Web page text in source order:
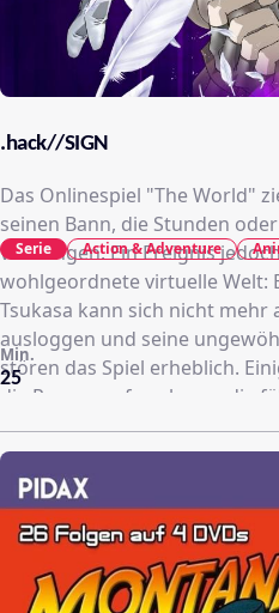
.hack//SIGN
Das Onlinespiel "The World"
seinen Bann, die Stunden
verbringen. Ein Ereignis
wohlgeordnete virtuelle Welt:
Tsukasa kann sich nicht mehr
ausloggen und seine
stören das Spiel erheblich.
die Person aufmerksam, die
sonst keiner zustandebringt.
ihm zu helfen. Im Laufe ihrer
nach und nach, dass "The
birgt und dass Tsukasas
einem mystischen
stehen könnte - dem
Dämmerung ...
25
Min.
Serie Action & Adventure